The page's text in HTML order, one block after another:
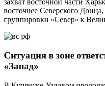
захват восточной части
восточнее Северского
группировки «Север» к
Ситуация в зоне
«Запад»